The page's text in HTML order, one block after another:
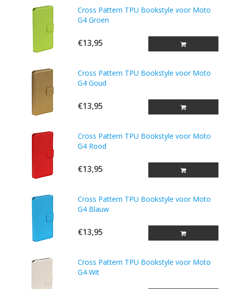
Cross Pattern TPU Bookstyle voor Moto
G4 Groen
€13,95
Cross Pattern TPU Bookstyle voor Moto
G4 Goud
€13,95
Cross Pattern TPU Bookstyle voor Moto
G4 Rood
€13,95
Cross Pattern TPU Bookstyle voor Moto
G4 Blauw
€13,95
Cross Pattern TPU Bookstyle voor Moto
G4 Wit